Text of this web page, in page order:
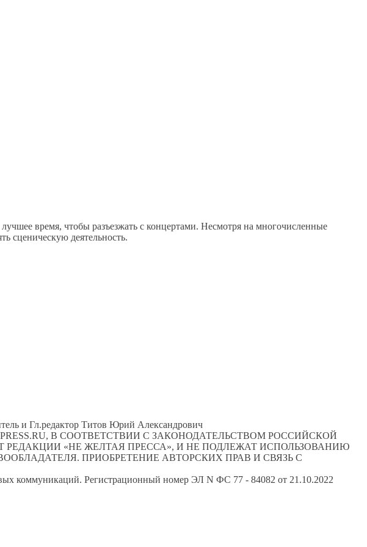
время, чтобы разъезжать с концертами. Несмотря на многочисленные
сценическую деятельность.
и Гл.редактор Титов Юрий Александрович
В СООТВЕТСТВИИ С ЗАКОНОДАТЕЛЬСТВОМ РОССИЙСКОЙ
РЕДАКЦИИ «НЕ ЖЕЛТАЯ ПРЕССА», И НЕ ПОДЛЕЖАТ ИСПОЛЬЗОВАНИЮ
ПРИОБРЕТЕНИЕ АВТОРСКИХ ПРАВ И СВЯЗЬ С
коммуникаций. Регистрационный номер ЭЛ N ФС 77 - 84082 от 21.10.2022